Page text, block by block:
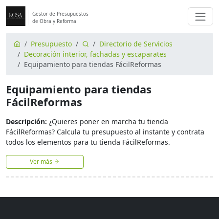
Gestor de Presupuestos
de Obra y Reforma
Presupuesto
Directorio de Servicios
Decoración interior, fachadas y escaparates
Equipamiento para tiendas FácilReformas
Equipamiento para tiendas
FácilReformas
Descripción: ¿Quieres poner en marcha tu tienda
FácilReformas? Calcula tu presupuesto al instante y contrata
todos los elementos para tu tienda FácilReformas.
Ver más